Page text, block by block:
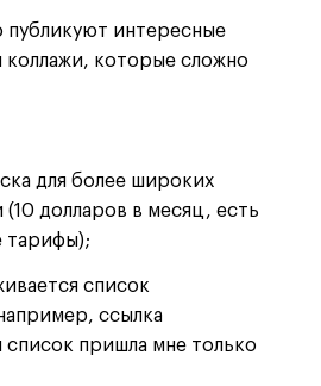
публикуют интересные
которые сложно
для более широких
долларов в месяц, есть
тарифы);
список
ссылка
список пришла мне только